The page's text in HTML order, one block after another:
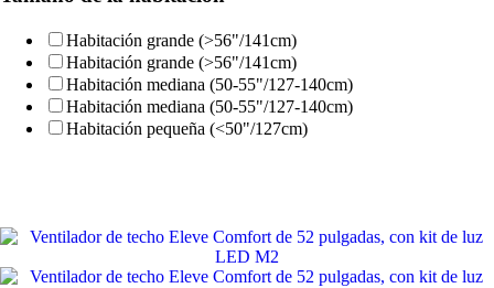
Habitación grande (>56"/141cm)
Habitación grande (>56"/141cm)
Habitación mediana (50-55"/127-140cm)
Habitación mediana (50-55"/127-140cm)
Habitación pequeña (<50"/127cm)